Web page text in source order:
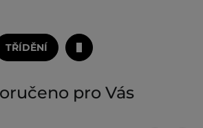
TŘÍDĚNÍ
pro Vás